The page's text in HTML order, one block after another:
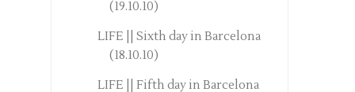
(19.10.10)
LIFE || Sixth day in Barcelona
(18.10.10)
LIFE || Fifth day in Barcelona